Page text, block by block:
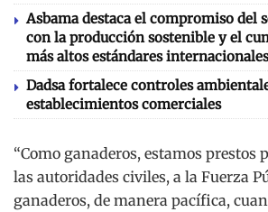
Asbama destaca el compromiso del
con la producción sostenible y el
más altos estándares internacionales
Dadsa fortalece controles
establecimientos comerciales
“Como ganaderos, estamos prestos
las autoridades civiles, a la Fuerza
ganaderos, de manera pacífica,